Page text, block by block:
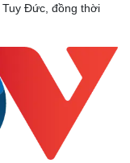
Đức, đồng thời